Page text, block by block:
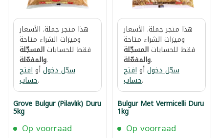
هذا متجر جملة. الأسعار
وميزات الشراء متاحة
فقط للحساباتالمسجّلة
والمفعّلة.
سجّل دخولأوافتح
حساب.
Grove Bulgur (Pilavlık) Duru
5kg
Op voorraad
هذا متجر جملة. الأسعار
وميزات الشراء متاحة
فقط للحساباتالمسجّلة
والمفعّلة.
سجّل دخولأوافتح
حساب.
Bulgur Met Vermicelli Duru
1kg
Op voorraad